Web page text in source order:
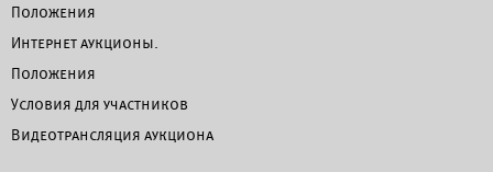
Положения
Интернет аукционы.
Положения
Условия для участников
Видеотрансляция аукциона